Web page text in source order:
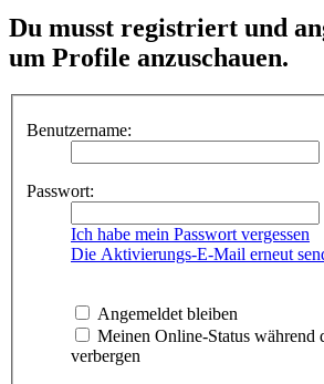
Du musst registriert und
um Profile anzuschauen.
Benutzername:
Passwort:
Ich habe mein Passwort vergessen
Die Aktivierungs-E-Mail erneut
Angemeldet bleiben
Meinen Online-Status während
verbergen